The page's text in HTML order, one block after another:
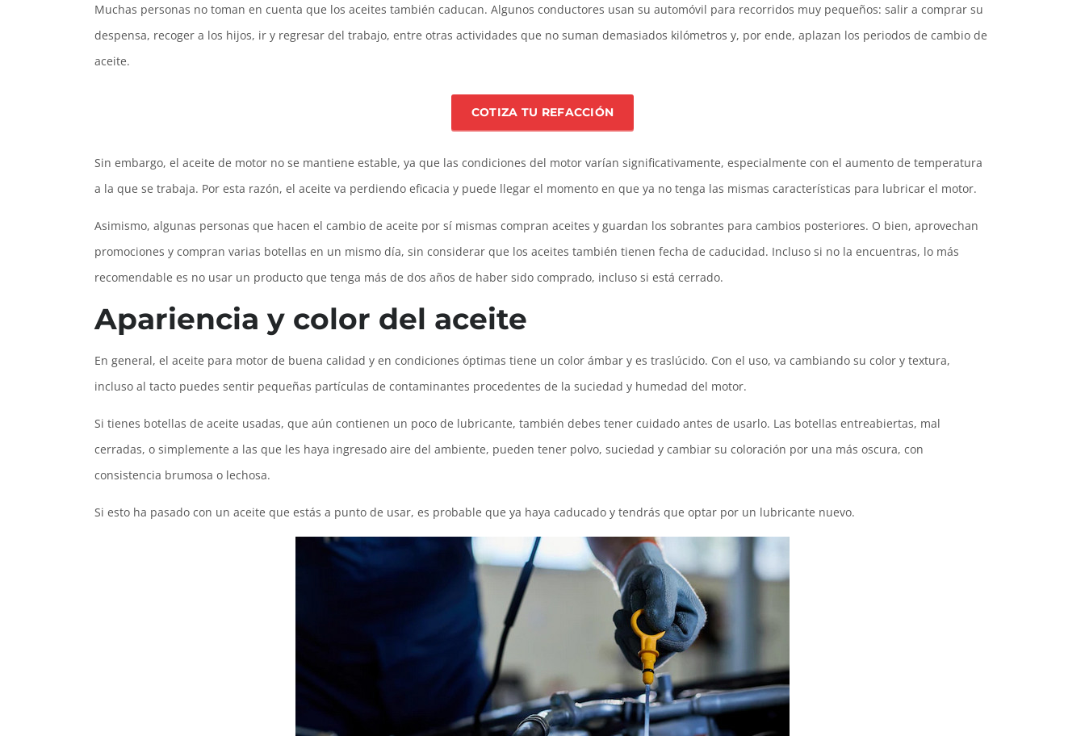
Muchas personas no toman en cuenta que los aceites también caducan. Algunos conductores usan su automóvil para recorridos muy pequeños: salir a comprar su
despensa, recoger a los hijos, ir y regresar del trabajo, entre otras actividades que no suman demasiados kilómetros y, por ende, aplazan los periodos de cambio de
aceite.
COTIZA TU REFACCIÓN
Sin embargo, el aceite de motor no se mantiene estable, ya que las condiciones del motor varían significativamente, especialmente con el aumento de temperatura
a la que se trabaja. Por esta razón, el aceite va perdiendo eficacia y puede llegar el momento en que ya no tenga las mismas características para lubricar el motor.
Asimismo, algunas personas que hacen el cambio de aceite por sí mismas compran aceites y guardan los sobrantes para cambios posteriores. O bien, aprovechan
promociones y compran varias botellas en un mismo día, sin considerar que los aceites también tienen fecha de caducidad. Incluso si no la encuentras, lo más
recomendable es no usar un producto que tenga más de dos años de haber sido comprado, incluso si está cerrado.
Apariencia y color del aceite
En general, el aceite para motor de buena calidad y en condiciones óptimas tiene un color ámbar y es traslúcido. Con el uso, va cambiando su color y textura,
incluso al tacto puedes sentir pequeñas partículas de contaminantes procedentes de la suciedad y humedad del motor.
Si tienes botellas de aceite usadas, que aún contienen un poco de lubricante, también debes tener cuidado antes de usarlo. Las botellas entreabiertas, mal
cerradas, o simplemente a las que les haya ingresado aire del ambiente, pueden tener polvo, suciedad y cambiar su coloración por una más oscura, con
consistencia brumosa o lechosa.
Si esto ha pasado con un aceite que estás a punto de usar, es probable que ya haya caducado y tendrás que optar por un lubricante nuevo.